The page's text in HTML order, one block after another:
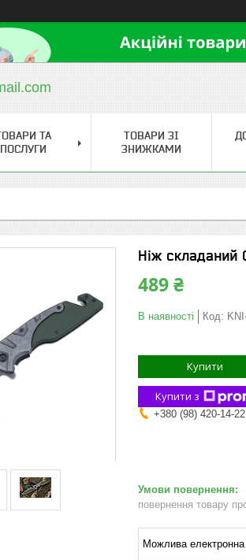
ТА
ПОСЛУГИ
ТОВАРИ ЗІ
ЗНИЖКАМИ
Ніж складаний
489 ₴
В наявності Код:
Купити
Купити з
+380 (98) 420-14-22
повернення товару